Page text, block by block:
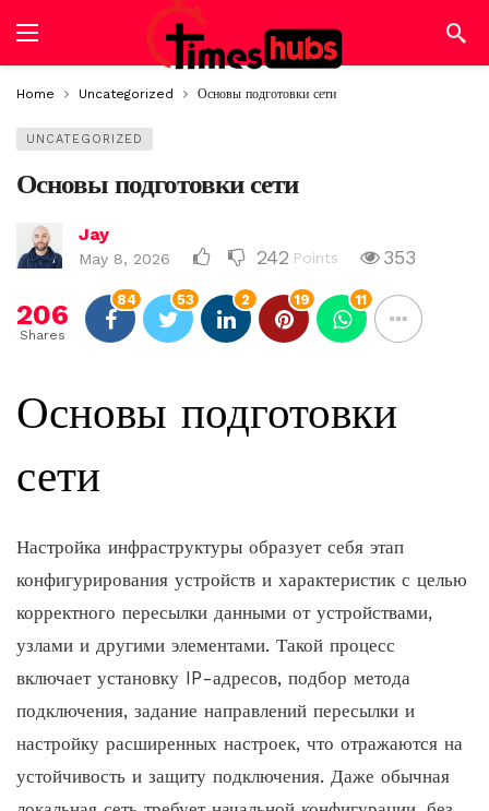
Home Uncategorized Основы подготовки сети
UNCATEGORIZED
Основы подготовки сети
Jay
May 8, 2026 242 Points 353
206
Shares
84 53 2 19 11
Основы подготовки
сети
Настройка инфраструктуры образует себя этап
конфигурирования устройств и характеристик с целью
корректного пересылки данными от устройствами,
узлами и другими элементами. Такой процесс
включает установку IP-адресов, подбор метода
подключения, задание направлений пересылки и
настройку расширенных настроек, что отражаются на
устойчивость и защиту подключения. Даже обычная